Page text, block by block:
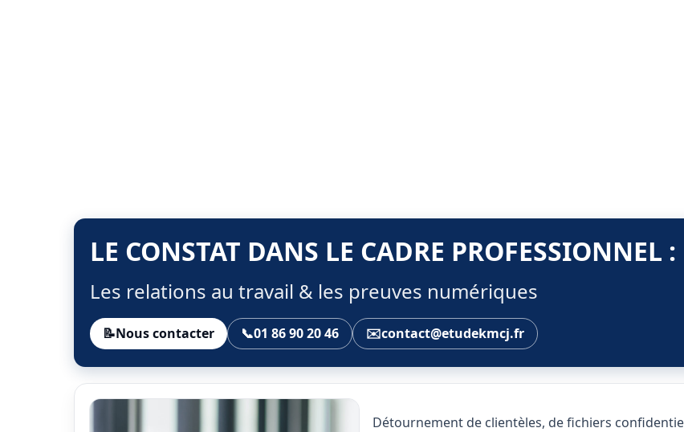
LE CONSTAT DANS LE CADRE PROFESSIONNEL :
Les relations au travail & les preuves numériques
📝Nous contacter 📞01 86 90 20 46 ✉️contact@etudekmcj.fr
Détournement de clientèles, de fichiers